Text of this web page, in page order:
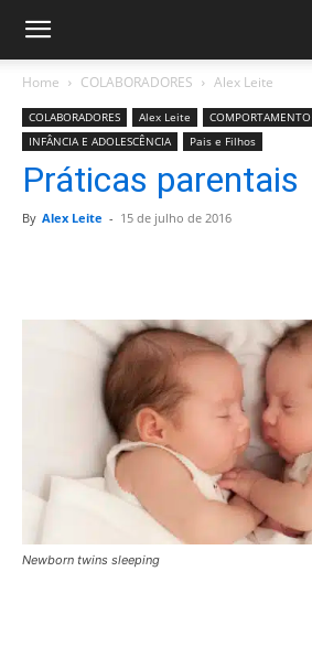
Home COLABORADORES Alex Leite
COLABORADORES Alex Leite
COMPORTAMENTO
INFÂNCIA E ADOLESCÊNCIA
Pais e Filhos
Práticas parentais
By Alex Leite - 15 de julho de 2016
Newborn twins sleeping